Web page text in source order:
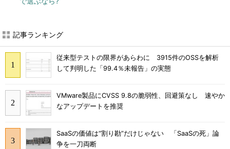
記事ランキング
従来型テストの限界があらわに 3915件のOSSを解析
して判明した「99.4％未報告」の実態
VMware製品にCVSS 9.8の脆弱性、回避策なし 速やか
なアップデートを推奨
SaaSの価値は“割り勘”だけじゃない 「SaaSの死」論
争を一刀両断